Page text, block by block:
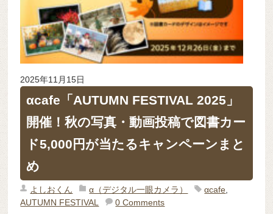
2025年11月15日
αcafe「AUTUMN FESTIVAL 2025」
開催！秋の写真・動画投稿で図書カー
ド5,000円が当たるキャンペーンまと
め
よしおくん α（デジタル一眼カメラ） αcafe,
AUTUMN FESTIVAL
0 Comments